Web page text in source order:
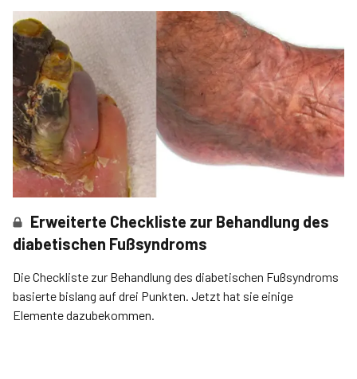
Erweiterte Checkliste zur Behandlung des
diabetischen Fußsyndroms
Die Checkliste zur Behandlung des diabetischen Fußsyndroms
basierte bislang auf drei Punkten. Jetzt hat sie einige
Elemente dazubekommen.